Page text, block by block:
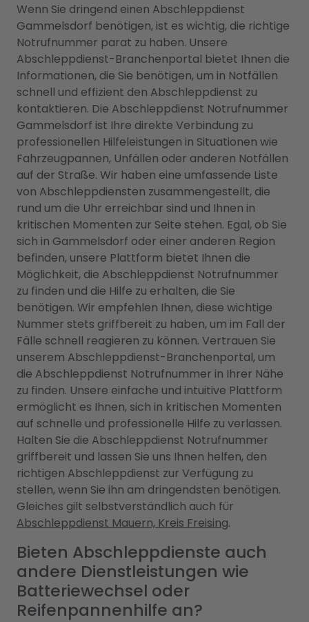
Wenn Sie dringend einen Abschleppdienst
Gammelsdorf benötigen, ist es wichtig, die richtige
Notrufnummer parat zu haben. Unsere
Abschleppdienst-Branchenportal bietet Ihnen die
Informationen, die Sie benötigen, um in Notfällen
schnell und effizient den Abschleppdienst zu
kontaktieren. Die Abschleppdienst Notrufnummer
Gammelsdorf ist Ihre direkte Verbindung zu
professionellen Hilfeleistungen in Situationen wie
Fahrzeugpannen, Unfällen oder anderen Notfällen
auf der Straße. Wir haben eine umfassende Liste
von Abschleppdiensten zusammengestellt, die
rund um die Uhr erreichbar sind und Ihnen in
kritischen Momenten zur Seite stehen. Egal, ob Sie
sich in Gammelsdorf oder einer anderen Region
befinden, unsere Plattform bietet Ihnen die
Möglichkeit, die Abschleppdienst Notrufnummer
zu finden und die Hilfe zu erhalten, die Sie
benötigen. Wir empfehlen Ihnen, diese wichtige
Nummer stets griffbereit zu haben, um im Fall der
Fälle schnell reagieren zu können. Vertrauen Sie
unserem Abschleppdienst-Branchenportal, um
die Abschleppdienst Notrufnummer in Ihrer Nähe
zu finden. Unsere einfache und intuitive Plattform
ermöglicht es Ihnen, sich in kritischen Momenten
auf schnelle und professionelle Hilfe zu verlassen.
Halten Sie die Abschleppdienst Notrufnummer
griffbereit und lassen Sie uns Ihnen helfen, den
richtigen Abschleppdienst zur Verfügung zu
stellen, wenn Sie ihn am dringendsten benötigen.
Gleiches gilt selbstverständlich auch für
Abschleppdienst Mauern, Kreis Freising.
Bieten Abschleppdienste auch
andere Dienstleistungen wie
Batteriewechsel oder
Reifenpannenhilfe an?